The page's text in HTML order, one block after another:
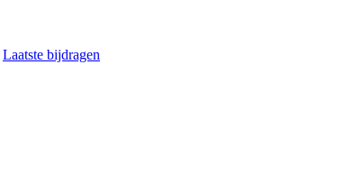
Laatste bijdragen